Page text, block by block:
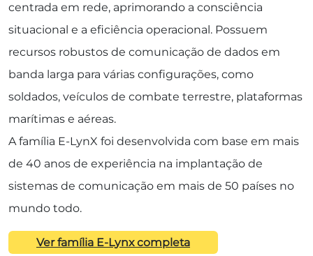
centrada em rede, aprimorando a consciência
situacional e a eficiência operacional. Possuem
recursos robustos de comunicação de dados em
banda larga para várias configurações, como
soldados, veículos de combate terrestre, plataformas
marítimas e aéreas.
A família E-LynX foi desenvolvida com base em mais
de 40 anos de experiência na implantação de
sistemas de comunicação em mais de 50 países no
mundo todo.
Ver família E-Lynx completa